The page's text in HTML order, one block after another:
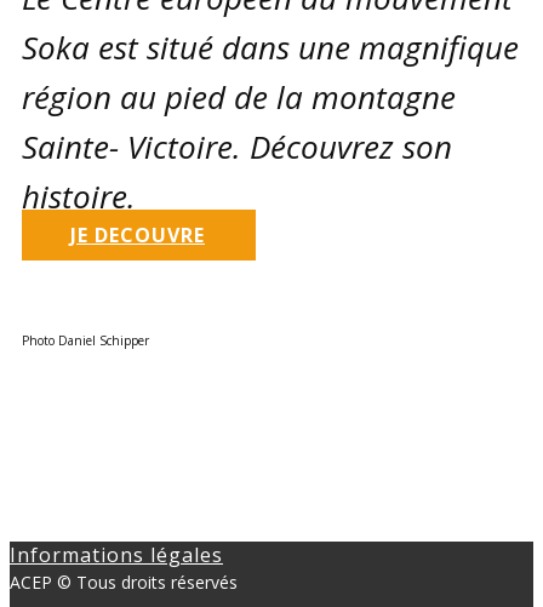
Soka est situé dans une magnifique
région au pied de la montagne
Sainte- Victoire. Découvrez son
histoire.
JE DECOUVRE
Photo Daniel Schipper
Informations légales
ACEP © Tous droits réservés